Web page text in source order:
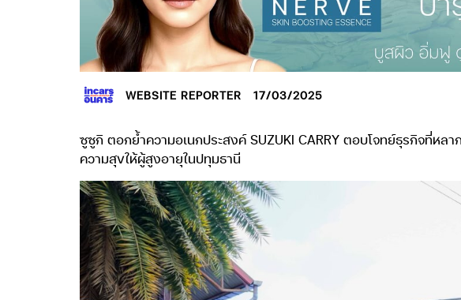
WEBSITE REPORTER 17/03/2025
ซูซูกิ ตอกย้ำความอเนกประสงค์ SUZUKI CARRY ตอบโจทย์ธุรกิจที่ห
ความสุขให้ผู้สูงอายุในปทุมธานี